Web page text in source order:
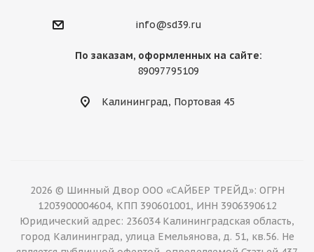
info@sd39.ru
По заказам, оформленных на сайте:
89097795109
Калининград, Портовая 45
2026 © Шинный Двор ООО «САЙБЕР ТРЕЙД»: ОГРН
1203900004604, КПП 390601001, ИНН 3906390612
Юридический адрес: 236034 Калининградская область,
город Калининград, улица Емельянова, д. 51, кв.56. Не